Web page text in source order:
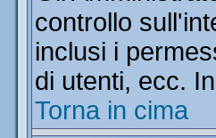
controllo
inclusi i
di utenti, ecc.
Torna in cima